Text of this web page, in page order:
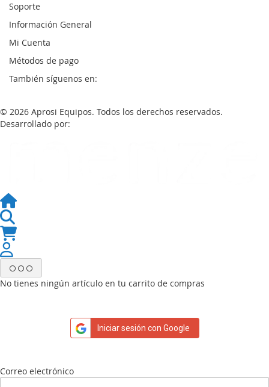
Soporte
Información General
Mi Cuenta
Métodos de pago
También síguenos en:
© 2026 Aprosi Equipos. Todos los derechos reservados.
Desarrollado por:
No tienes ningún artículo en tu carrito de compras
Iniciar sesión con Google
Correo electrónico